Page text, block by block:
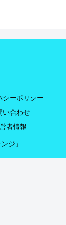
シーポリシー
い合わせ
者情報
ジ」.